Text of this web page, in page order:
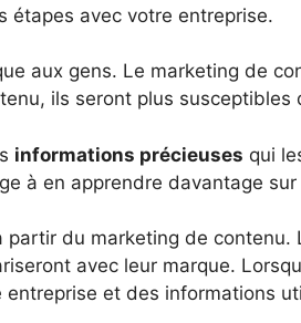
étapes avec votre entreprise.
aux gens. Le marketing de
ils seront plus
informations précieuses qui
à en apprendre davantage
partir du marketing de contenu.
avec leur marque.
et des informations